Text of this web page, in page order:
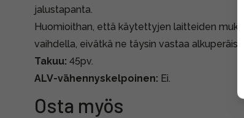
jalustapanta.
Huomioithan, että käytettyjen laitteiden
vaihdella, eivätkä ne täysin vastaa
Takuu: 45pv.
ALV-vähennyskelpoinen: Ei.
Osta myös